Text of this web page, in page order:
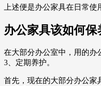
上述便是办公家具在日常
办公家具该如何保
在大部分办公室中，用的办
3、定期养护。
首先，现在的大部分办公家